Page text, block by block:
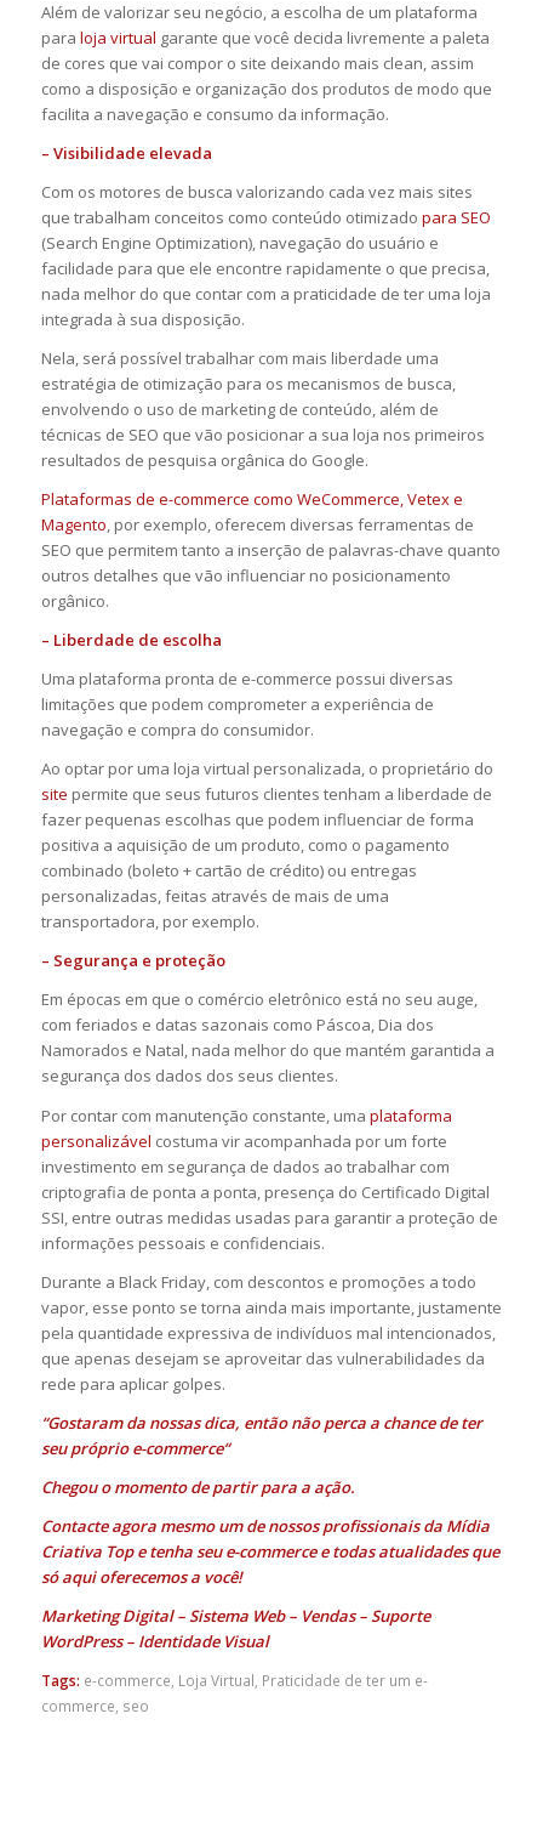
Além de valorizar seu negócio, a escolha de um plataforma
para loja virtual garante que você decida livremente a paleta
de cores que vai compor o site deixando mais clean, assim
como a disposição e organização dos produtos de modo que
facilita a navegação e consumo da informação.
– Visibilidade elevada
Com os motores de busca valorizando cada vez mais sites
que trabalham conceitos como conteúdo otimizado para SEO
(Search Engine Optimization), navegação do usuário e
facilidade para que ele encontre rapidamente o que precisa,
nada melhor do que contar com a praticidade de ter uma loja
integrada à sua disposição.
Nela, será possível trabalhar com mais liberdade uma
estratégia de otimização para os mecanismos de busca,
envolvendo o uso de marketing de conteúdo, além de
técnicas de SEO que vão posicionar a sua loja nos primeiros
resultados de pesquisa orgânica do Google.
Plataformas de e-commerce como WeCommerce, Vetex e
Magento, por exemplo, oferecem diversas ferramentas de
SEO que permitem tanto a inserção de palavras-chave quanto
outros detalhes que vão influenciar no posicionamento
orgânico.
– Liberdade de escolha
Uma plataforma pronta de e-commerce possui diversas
limitações que podem comprometer a experiência de
navegação e compra do consumidor.
Ao optar por uma loja virtual personalizada, o proprietário do
site permite que seus futuros clientes tenham a liberdade de
fazer pequenas escolhas que podem influenciar de forma
positiva a aquisição de um produto, como o pagamento
combinado (boleto + cartão de crédito) ou entregas
personalizadas, feitas através de mais de uma
transportadora, por exemplo.
– Segurança e proteção
Em épocas em que o comércio eletrônico está no seu auge,
com feriados e datas sazonais como Páscoa, Dia dos
Namorados e Natal, nada melhor do que mantém garantida a
segurança dos dados dos seus clientes.
Por contar com manutenção constante, uma plataforma
personalizável costuma vir acompanhada por um forte
investimento em segurança de dados ao trabalhar com
criptografia de ponta a ponta, presença do Certificado Digital
SSI, entre outras medidas usadas para garantir a proteção de
informações pessoais e confidenciais.
Durante a Black Friday, com descontos e promoções a todo
vapor, esse ponto se torna ainda mais importante, justamente
pela quantidade expressiva de indivíduos mal intencionados,
que apenas desejam se aproveitar das vulnerabilidades da
rede para aplicar golpes.
“Gostaram da nossas dica, então não perca a chance de ter
seu próprioe-commerce“
Chegou o momento de partir para a ação.
Contacte agora mesmo um de nossos profissionais da Mídia
Criativa Tope tenha seu e-commerce e todas atualidades que
só aqui oferecemos a você!
Marketing Digital–Sistema Web– Vendas–Suporte
WordPress– Identidade Visual
Tags: e-commerce Loja Virtual Praticidade de ter um e-
commerce seo